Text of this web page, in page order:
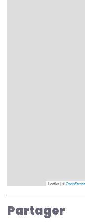
Leaflet | ©
Partager